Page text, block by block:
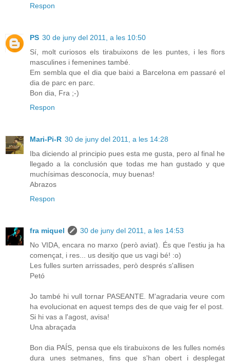
Respon
PS 30 de juny del 2011, a les 10:50
Sí, molt curiosos els tirabuixons de les puntes, i les flors
masculines i femenines també.
Em sembla que el dia que baixi a Barcelona em passaré el
dia de parc en parc.
Bon dia, Fra ;-)
Respon
Mari-Pi-R 30 de juny del 2011, a les 14:28
Iba diciendo al principio pues esta me gusta, pero al final he
llegado a la conclusión que todas me han gustado y que
muchísimas desconocía, muy buenas!
Abrazos
Respon
fra miquel
30 de juny del 2011, a les 14:53
No VIDA, encara no marxo (però aviat). És que l'estiu ja ha
començat, i res... us desitjo que us vagi bé! :o)
Les fulles surten arrissades, però després s'allisen
Petó
Jo també hi vull tornar PASEANTE. M'agradaria veure com
ha evolucionat en aquest temps des de que vaig fer el post.
Si hi vas a l'agost, avisa!
Una abraçada
Bon dia PAÍS, pensa que els tirabuixons de les fulles només
dura unes setmanes, fins que s'han obert i desplegat